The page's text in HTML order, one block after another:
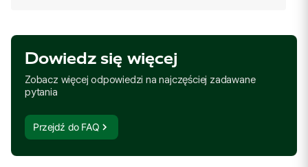
Dowiedz się więcej
Zobacz więcej odpowiedzi na najczęściej zadawane
pytania
Przejdź do FAQ